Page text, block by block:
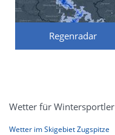
Regenradar
Wetter für Wintersportler
Wetter im Skigebiet Zugspitze